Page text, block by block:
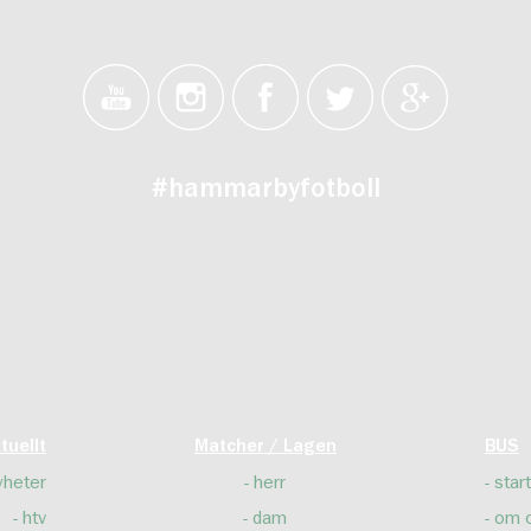
#hammarbyfotboll
htv
Matcher / Lagen
herr
dam
BUS
start
om